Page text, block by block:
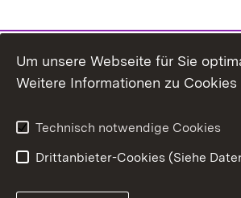
Um unsere Webseite für Sie
Weitere Informationen zu
Technisch notwendige Cookies
Drittanbieter-Cookies (Siehe